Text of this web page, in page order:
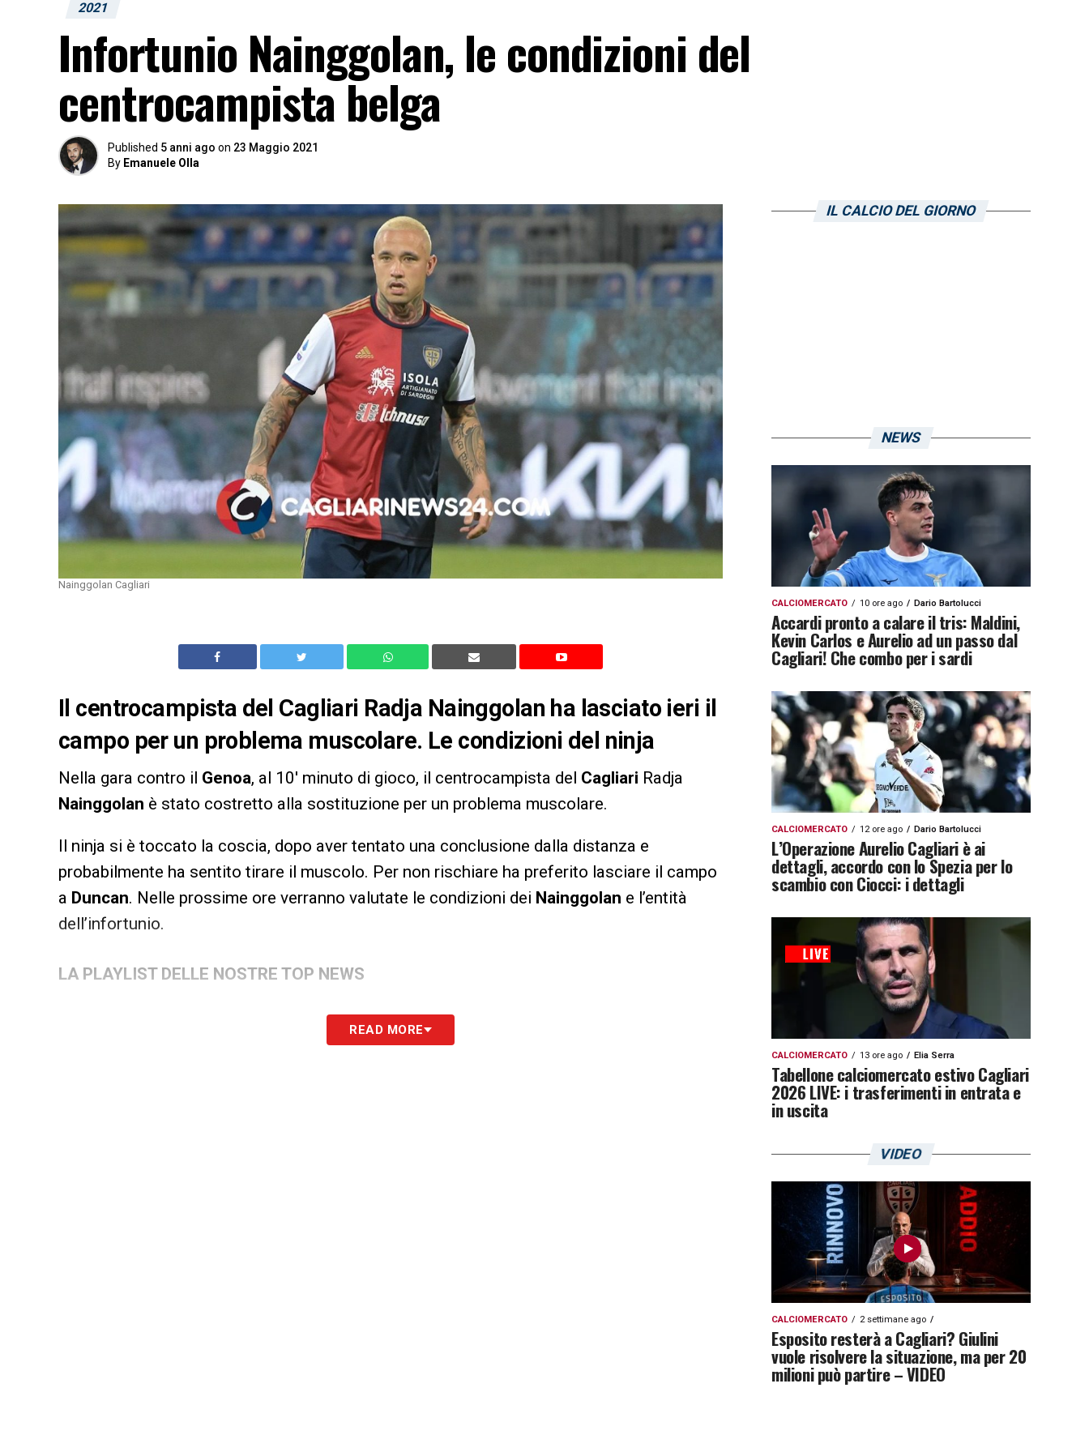
2021
Infortunio Nainggolan, le condizioni del
centrocampista belga
Published 5 anni ago on 23 Maggio 2021
By Emanuele Olla
Nainggolan Cagliari
Il centrocampista del Cagliari Radja Nainggolan ha lasciato ieri il
campo per un problema muscolare. Le condizioni del ninja
Nella gara contro il Genoa, al 10′ minuto di gioco, il centrocampista del Cagliari Radja
Nainggolan è stato costretto alla sostituzione per un problema muscolare.
Il ninja si è toccato la coscia, dopo aver tentato una conclusione dalla distanza e
probabilmente ha sentito tirare il muscolo. Per non rischiare ha preferito lasciare il campo
a Duncan. Nelle prossime ore verranno valutate le condizioni dei Nainggolan e l’entità
dell’infortunio.
LA PLAYLIST DELLE NOSTRE TOP NEWS
READ MORE
IL CALCIO DEL GIORNO
NEWS
CALCIOMERCATO 10 ore ago Dario Bartolucci
Accardi pronto a calare il tris: Maldini,
Kevin Carlos e Aurelio ad un passo dal
Cagliari! Che combo per i sardi
CALCIOMERCATO 12 ore ago Dario Bartolucci
L’Operazione Aurelio Cagliari è ai
dettagli, accordo con lo Spezia per lo
scambio con Ciocci: i dettagli
CALCIOMERCATO 13 ore ago Elia Serra
Tabellone calciomercato estivo Cagliari
2026 LIVE: i trasferimenti in entrata e
in uscita
VIDEO
CALCIOMERCATO 2 settimane ago
Esposito resterà a Cagliari? Giulini
vuole risolvere la situazione, ma per 20
milioni può partire – VIDEO